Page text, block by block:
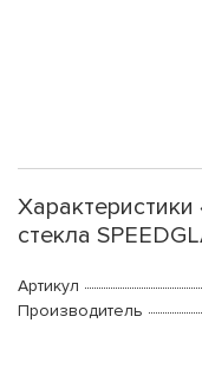
стекла
Артикул
Производитель